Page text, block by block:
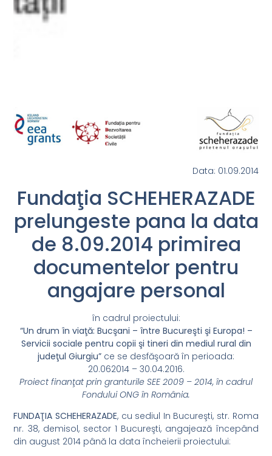
Data: 01.09.2014
Fundaţia SCHEHERAZADE
prelungeste pana la data
de 8.09.2014 primirea
documentelor pentru
angajare personal
în cadrul proiectului:
“Un drum în viaţă: Bucşani – între Bucureşti şi Europa! –
Servicii sociale pentru copii şi tineri din mediul rural din
judeţul Giurgiu” ce se desfăşoară în perioada:
20.062014 – 30.04.2016.
Proiect finanţat prin granturile SEE 2009 – 2014, în cadrul
Fondului ONG în România.
FUNDAŢIA SCHEHERAZADE, cu sediul In Bucureşti, str. Roma
nr. 38, demisol, sector 1 Bucureşti, angajează începând
din august 2014 până la data încheierii proiectului: